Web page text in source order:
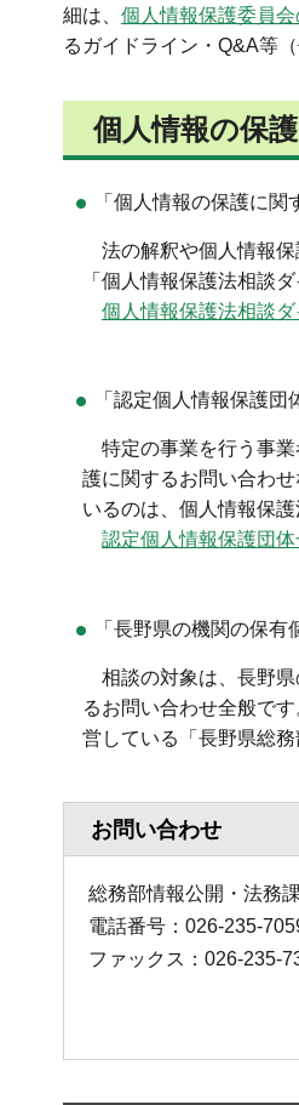
細は、 個人情報保護委員
るガイドライン・Q&A等
個人情報の保
「個人情報の保護に
法の解釈や個人情報
「個人情報保護法相談
個人情報保護法相談
「認定個人情報保護団
特定の事業を行う事
護に関するお問い合わ
いるのは、個人情報保
認定個人情報保護団
「長野県の機関の保
相談の対象は、長野
るお問い合わせ全般で
営している「長野県総
お問い合わせ
総務部情報公開・法務課
電話番号：026-235-
ファックス：026-235-